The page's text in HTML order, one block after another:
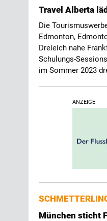
Travel Alberta
Die
Edmonton,
Dreieich nahe
Schulungs-
im Sommer 2023
ANZEIGE
München sticht